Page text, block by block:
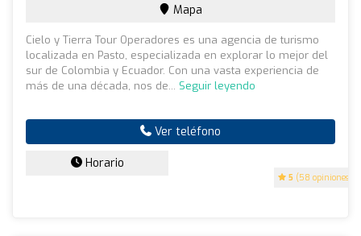
5 (58 opiniones)
Mapa
Cielo y Tierra Tour Operadores es una agencia de turismo
localizada en Pasto, especializada en explorar lo mejor del
sur de Colombia y Ecuador. Con una vasta experiencia de
más de una década, nos de... Seguir leyendo
Ver teléfono
Horario